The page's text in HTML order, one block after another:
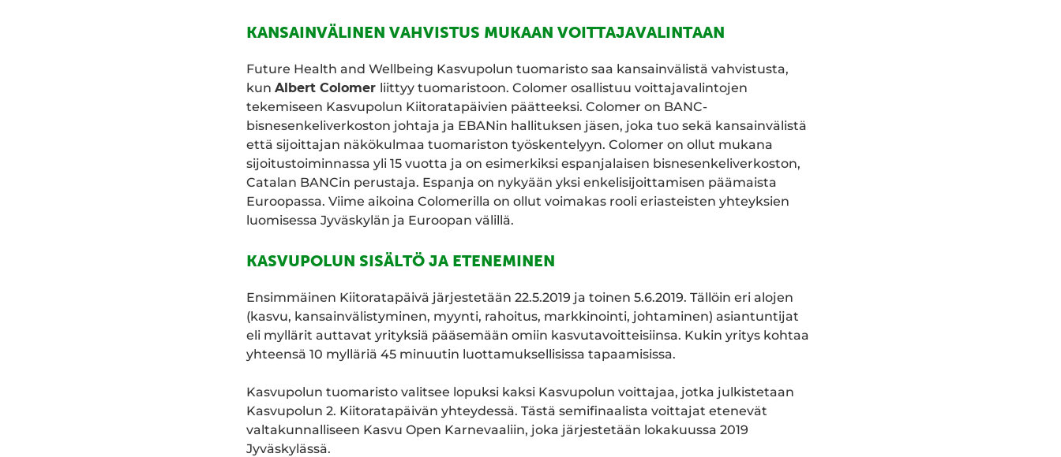
KANSAINVÄLINEN VAHVISTUS MUKAAN VOITTAJAVALINTAAN
Future Health and Wellbeing Kasvupolun tuomaristo saa kansainvälistä vahvistusta,
kun Albert Colomer liittyy tuomaristoon. Colomer osallistuu voittajavalintojen
tekemiseen Kasvupolun Kiitoratapäivien päätteeksi. Colomer on BANC-
bisnesenkeliverkoston johtaja ja EBANin hallituksen jäsen, joka tuo sekä kansainvälistä
että sijoittajan näkökulmaa tuomariston työskentelyyn. Colomer on ollut mukana
sijoitustoiminnassa yli 15 vuotta ja on esimerkiksi espanjalaisen bisnesenkeliverkoston,
Catalan BANCin perustaja. Espanja on nykyään yksi enkelisijoittamisen päämaista
Euroopassa. Viime aikoina Colomerilla on ollut voimakas rooli eriasteisten yhteyksien
luomisessa Jyväskylän ja Euroopan välillä.
KASVUPOLUN SISÄLTÖ JA ETENEMINEN
Ensimmäinen Kiitoratapäivä järjestetään 22.5.2019 ja toinen 5.6.2019. Tällöin eri alojen
(kasvu, kansainvälistyminen, myynti, rahoitus, markkinointi, johtaminen) asiantuntijat
eli myllärit auttavat yrityksiä pääsemään omiin kasvutavoitteisiinsa. Kukin yritys kohtaa
yhteensä 10 mylläriä 45 minuutin luottamuksellisissa tapaamisissa.
Kasvupolun tuomaristo valitsee lopuksi kaksi Kasvupolun voittajaa, jotka julkistetaan
Kasvupolun 2. Kiitoratapäivän yhteydessä. Tästä semifinaalista voittajat etenevät
valtakunnalliseen Kasvu Open Karnevaaliin, joka järjestetään lokakuussa 2019
Jyväskylässä.